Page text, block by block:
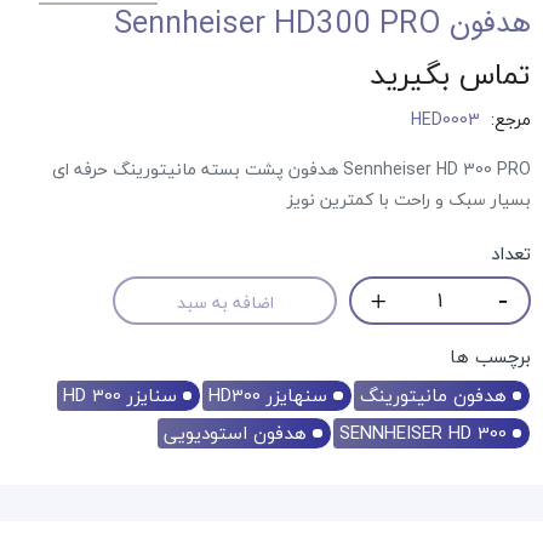
هدفون Sennheiser HD300 PRO
تماس بگیرید
مرجع: HED0003
Sennheiser HD 300 PRO هدفون پشت بسته مانیتورینگ حرفه ای
بسیار سبک و راحت با کمترین نویز
تعداد
اضافه به سبد
برچسب ها
هدفون مانیتورینگ
سنهایزر HD300
سنایزر HD 300
SENNHEISER HD 300
هدفون استودیویی